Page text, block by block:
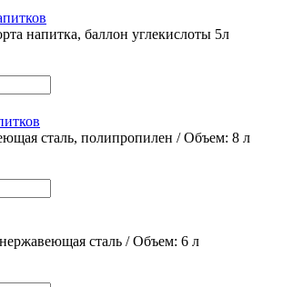
напитка, баллон углекислоты 5л
сталь, полипропилен / Объем: 8 л
сталь / Объем: 6 л